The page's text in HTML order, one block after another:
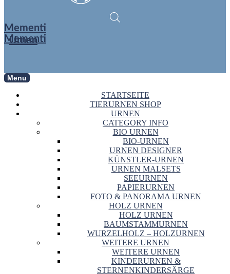
Mementi
Urnen
Mementi
Menu
STARTSEITE
TIERURNEN SHOP
URNEN
CATEGORY INFO
BIO URNEN
BIO-URNEN
URNEN DESIGNER
KÜNSTLER-URNEN
URNEN MALSETS
SEEURNEN
PAPIERURNEN
FOTO & PANORAMA URNEN
HOLZ URNEN
HOLZ URNEN
BAUMSTAMMURNEN
WURZELHOLZ – HOLZURNEN
WEITERE URNEN
WEITERE URNEN
KINDERURNEN &
STERNENKINDERSÄRGE